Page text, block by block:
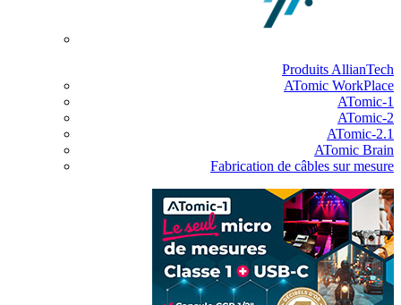
Produits AllianTech
ATomic WorkPlace
ATomic-1
ATomic-2
ATomic-2.1
ATomic Brain
Fabrication de câbles sur mesure